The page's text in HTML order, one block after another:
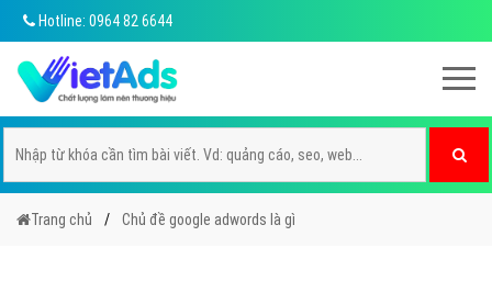
Hotline: 0964 82 6644
Trang chủ Chủ đề google adwords là gì